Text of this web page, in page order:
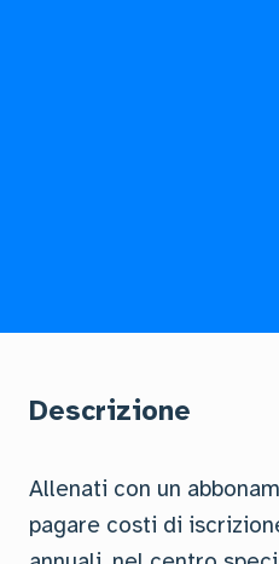
Descrizione
Allenati con un
pagare costi di